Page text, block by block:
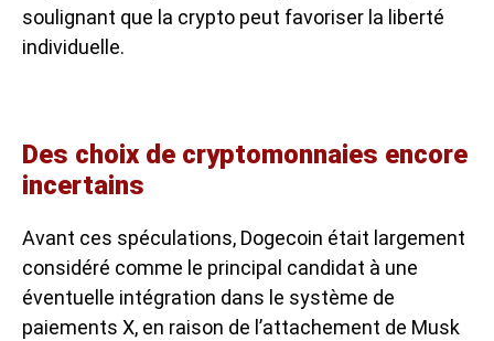
soulignant que la crypto peut favoriser la liberté
individuelle.
Des choix de cryptomonnaies encore
incertains
Avant ces spéculations, Dogecoin était largement
considéré comme le principal candidat à une
éventuelle intégration dans le système de
paiements X, en raison de l’attachement de Musk